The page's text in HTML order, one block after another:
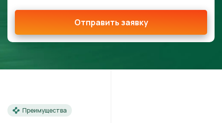
Отправить заявку
Преимущества